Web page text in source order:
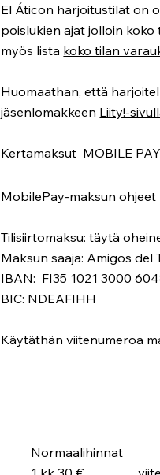
El Áticon harjoitustilat on
poislukien ajat jolloin
myös lista koko tilan
Huomaathan, että
jäsenlomakkeen Liity!-
Kertamaksut MOBILE
MobilePay-maksun
Tilisiirtomaksu: täytä
Maksun saaja: Amigos del
IBAN: FI35 1021 3000
BIC: NDEAFIHH
Käytäthän viitenumeroa
Normaalihinnat